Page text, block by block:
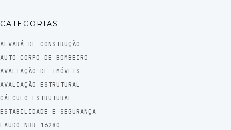
CATEGORIAS
ALVARÁ DE CONSTRUÇÃO
AUTO CORPO DE BOMBEIRO
AVALIAÇÃO DE IMÓVEIS
AVALIAÇÃO ESTRUTURAL
CÁLCULO ESTRUTURAL
ESTABILIDADE E SEGURANÇA
LAUDO NBR 16280